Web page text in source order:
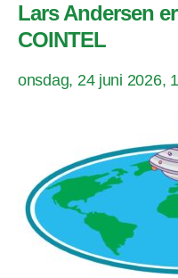
Lars Andersen
COINTEL
onsdag, 24 juni 2026,